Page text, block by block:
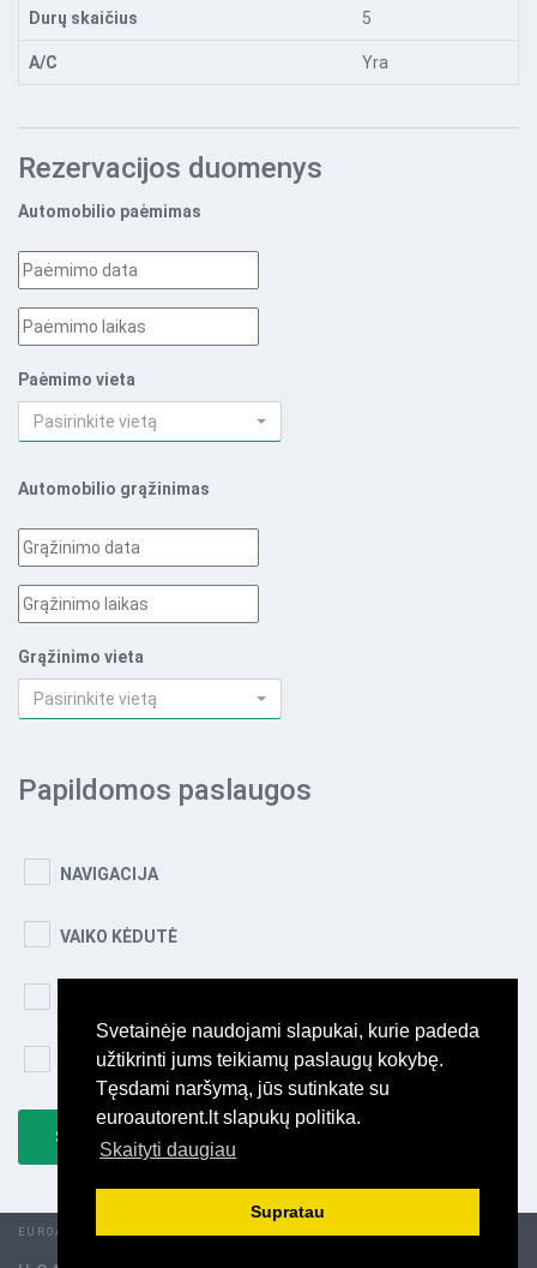
Svetainėje naudojami slapukai, kurie padeda
užtikrinti jums teikiamų paslaugų kokybę.
Tęsdami naršymą, jūs sutinkate su
euroautorent.lt slapukų politika.
Skaityti daugiau
Supratau
Durų skaičius 5
A/C Yra
Rezervacijos duomenys
Automobilio paėmimas
Paėmimo vieta
Pasirinkite vietą
Automobilio grąžinimas
Grąžinimo vieta
Pasirinkite vietą
Papildomos paslaugos
NAVIGACIJA
VAIKO KĖDUTĖ
PILNO BAKO PASLAUGA
SKAIČIUOTI KAINĄ
EUROAUTORENT © 2019